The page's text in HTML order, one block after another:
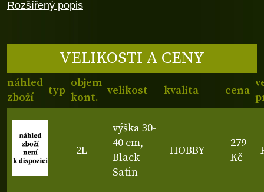
Rozšířený popis
VELIKOSTI A CENY
náhled
zboží
typ
objem
kont.
velikost kvalita cena
2L
výška 30-
40 cm,
Black
Satin
HOBBY
279
Kč